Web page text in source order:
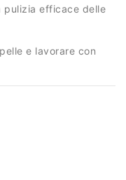
efficace delle
e lavorare con